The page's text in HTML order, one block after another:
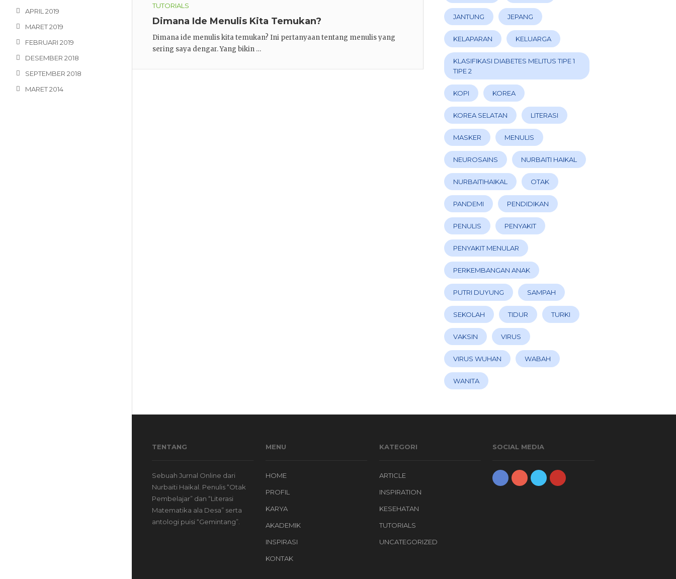
APRIL 2019
MARET 2019
FEBRUARI 2019
DESEMBER 2018
SEPTEMBER 2018
MARET 2014
TUTORIALS
Dimana Ide Menulis Kita Temukan?
Dimana ide menulis kita temukan? Ini pertanyaan tentang menulis yang
sering saya dengar. Yang bikin …
JANTUNG JEPANG
KELAPARAN KELUARGA
KLASIFIKASI DIABETES MELITUS TIPE 1
TIPE 2
KOPI KOREA
KOREA SELATAN LITERASI
MASKER MENULIS
NEUROSAINS NURBAITI HAIKAL
NURBAITIHAIKAL OTAK
PANDEMI PENDIDIKAN
PENULIS PENYAKIT
PENYAKIT MENULAR
PERKEMBANGAN ANAK
PUTRI DUYUNG SAMPAH
SEKOLAH TIDUR TURKI
VAKSIN VIRUS
VIRUS WUHAN WABAH
WANITA
TENTANG
Sebuah Jurnal Online dari
Nurbaiti Haikal. Penulis “Otak
Pembelajar” dan “Literasi
Matematika ala Desa” serta
antologi puisi “Gemintang”.
MENU
HOME
PROFIL
KARYA
AKADEMIK
INSPIRASI
KONTAK
KATEGORI
ARTICLE
INSPIRATION
KESEHATAN
TUTORIALS
UNCATEGORIZED
SOCIAL MEDIA